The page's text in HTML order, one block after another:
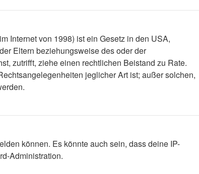
Internet von 1998) ist ein Gesetz in den USA,
Eltern beziehungsweise des oder der
zutrifft, ziehe einen rechtlichen Beistand zu Rate.
jeglicher Art ist; außer solchen,
können. Es könnte auch sein, dass deine IP-
Administration.